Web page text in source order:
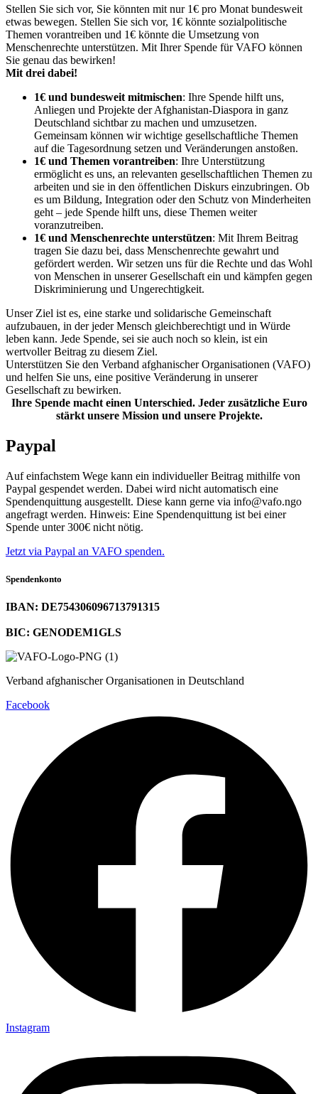
Stellen Sie sich vor, Sie könnten mit nur 1€ pro Monat bundesweit
etwas bewegen. Stellen Sie sich vor, 1€ könnte sozialpolitische
Themen vorantreiben und 1€ könnte die Umsetzung von
Menschenrechte unterstützen. Mit Ihrer Spende für VAFO können
Sie genau das bewirken!
Mit drei dabei!
1€ und bundesweit mitmischen: Ihre Spende hilft uns,
Anliegen und Projekte der Afghanistan-Diaspora in ganz
Deutschland sichtbar zu machen und umzusetzen.
Gemeinsam können wir wichtige gesellschaftliche Themen
auf die Tagesordnung setzen und Veränderungen anstoßen.
1€ und Themen vorantreiben: Ihre Unterstützung
ermöglicht es uns, an relevanten gesellschaftlichen Themen zu
arbeiten und sie in den öffentlichen Diskurs einzubringen. Ob
es um Bildung, Integration oder den Schutz von Minderheiten
geht – jede Spende hilft uns, diese Themen weiter
voranzutreiben.
1€ und Menschenrechte unterstützen: Mit Ihrem Beitrag
tragen Sie dazu bei, dass Menschenrechte gewahrt und
gefördert werden. Wir setzen uns für die Rechte und das Wohl
von Menschen in unserer Gesellschaft ein und kämpfen gegen
Diskriminierung und Ungerechtigkeit.
Unser Ziel ist es, eine starke und solidarische Gemeinschaft
aufzubauen, in der jeder Mensch gleichberechtigt und in Würde
leben kann. Jede Spende, sei sie auch noch so klein, ist ein
wertvoller Beitrag zu diesem Ziel.
Unterstützen Sie den Verband afghanischer Organisationen (VAFO)
und helfen Sie uns, eine positive Veränderung in unserer
Gesellschaft zu bewirken.
Ihre Spende macht einen Unterschied. Jeder zusätzliche Euro
stärkt unsere Mission und unsere Projekte.
Paypal
Auf einfachstem Wege kann ein individueller Beitrag mithilfe von
Paypal gespendet werden. Dabei wird nicht automatisch eine
Spendenquittung ausgestellt. Diese kann gerne via info@vafo.ngo
angefragt werden. Hinweis: Eine Spendenquittung ist bei einer
Spende unter 300€ nicht nötig.
Jetzt via Paypal an VAFO spenden.
Spendenkonto
IBAN: DE754306096713791315
BIC: GENODEM1GLS
Verband afghanischer Organisationen in Deutschland
Facebook
Instagram